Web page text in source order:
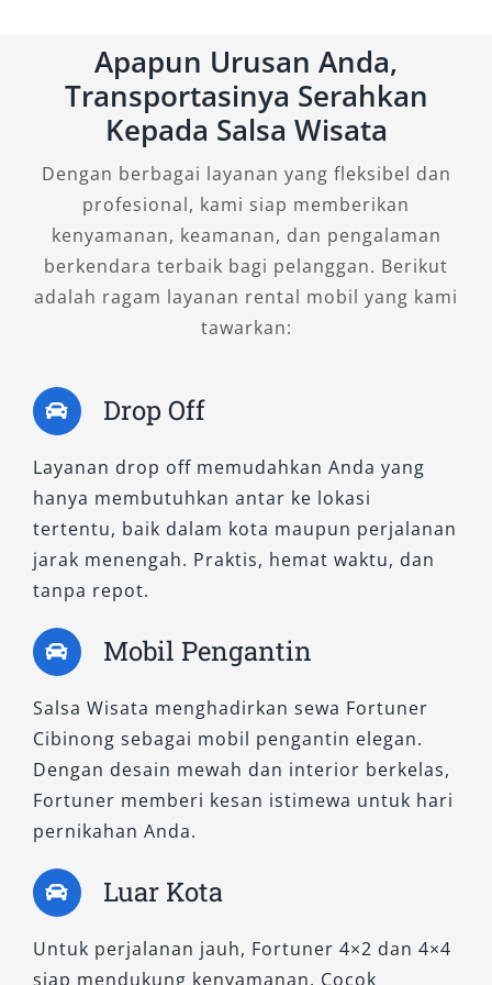
2. Fortuner 2.8 VRZ 4×4 A/T
Dilengkapi fitur hiburan untuk penumpang
belakang, varian ini memadukan performa kuat
dengan kenyamanan keluarga. Sangat ideal
untuk liburan bersama keluarga besar atau
perjalanan wisata ke luar kota dengan
kenyamanan maksimal.
Sebagai varian tertinggi, Fortuner GR-S
menghadirkan desain sporty, suspensi khusus,
serta fitur premium yang menegaskan kelasnya
sebagai mobil SUV mewah sejati. Sangat sesuai
untuk perjalanan bisnis prestisius, acara
penting, maupun pengguna yang ingin
merasakan sensasi berkendara penuh gaya.
Dengan ragam pilihan tipe mobil Fortuner yang
kebutuhan—mulai dari varian praktis, elegan,
hingga premium dengan performa off-road.
Salsa Wisata siap melayani dengan unit
terbaik, layanan profesional, serta fleksibilitas
booking Fortuner harian dan bulanan.
Temukan pengalaman berbeda bersama
layanan rental Fortuner terpercaya
harga kompetitif dan pilihan layanan sesuai
kebutuhan Anda.
Apapun Urusan Anda,
Transportasinya Serahkan
Kepada Salsa Wisata
Dengan berbagai layanan yang fleksibel dan
profesional, kami siap memberikan
kenyamanan, keamanan, dan pengalaman
berkendara terbaik bagi pelanggan. Berikut
adalah ragam layanan rental mobil yang kami
tawarkan:
Drop Off
Layanan drop off memudahkan Anda yang
hanya membutuhkan antar ke lokasi
tertentu, baik dalam kota maupun perjalanan
jarak menengah. Praktis, hemat waktu, dan
tanpa repot.
Mobil Pengantin
Salsa Wisata menghadirkan sewa Fortuner
Cibinong sebagai mobil pengantin elegan.
Dengan desain mewah dan interior berkelas,
Fortuner memberi kesan istimewa untuk hari
pernikahan Anda.
Luar Kota
Untuk perjalanan jauh, Fortuner 4×2 dan 4×4
siap mendukung kenyamanan. Cocok